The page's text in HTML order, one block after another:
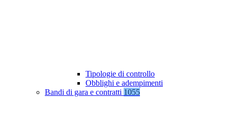
Tipologie di controllo
Obblighi e adempimenti
Bandi di gara e contratti 1055